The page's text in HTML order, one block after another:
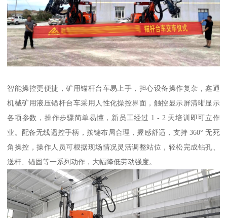
智能操控更便捷，矿用锚杆台车易上手，担心设备操作复杂，鑫通
机械矿用液压锚杆台车采用人性化操控界面，触控显示屏清晰显示
各项参数，操作步骤简单易懂，新员工经过 1 - 2 天培训即可立作
业。配备无线遥控手柄，按键布局合理，握感舒适，支持 360° 无死
角操控，操作人员可根据现场情况灵活调整站位，轻松完成钻孔、
送杆、锚固等一系列动作，大幅降低劳动强度​。